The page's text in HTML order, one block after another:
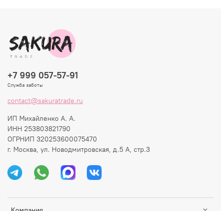
+7 999 057-57-91
Служба заботы
contact@sakuratrade.ru
ИП Михайленко А. А.
ИНН 253803821790
ОГРНИП 320253600075470
г. Москва, ул. Новодмитровская, д.5 А, стр.3